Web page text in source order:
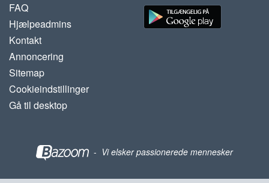
FAQ
Hjælpeadmins
Kontakt
Annoncering
Sitemap
Cookieindstillinger
Gå til desktop
- Vi elsker passionerede mennesker